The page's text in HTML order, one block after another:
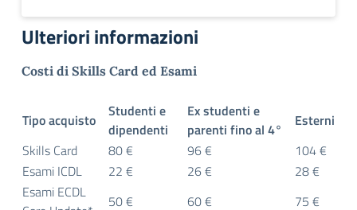
Ulteriori informazioni
Costi di Skills Card ed Esami
Tipo acquisto
Studenti e
dipendenti
Ex studenti e
parenti fino al 4°
Esterni
Skills Card
80 € 96 €
104 €
Esami ICDL
22 € 26 €
28 €
Esami ECDL
50 € 60 € 75 €